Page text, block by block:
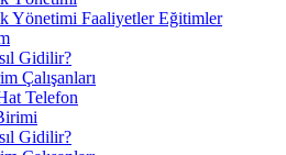
Yönetimi Faaliyetler Eğitimler
Gidilir?
Çalışanları
Telefon
Gidilir?